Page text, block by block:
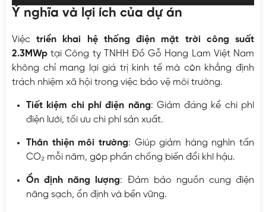
Ý nghĩa và lợi ích của dự án
Việctriển khai hệ thống điện mặt trời công suất
2.3MWp tại Công ty TNHH Đồ Gỗ Hang Lam Việt Nam
không chỉ mang lại giá trị kinh tế mà còn khẳng định
trách nhiệm xã hội trong việc bảo vệ môi trường.
Tiết kiệm chi phí điện năng: Giảm đáng kể chi phí
điện lưới, tối ưu chi phí sản xuất.
Thân thiện môi trường: Giúp giảm hàng nghìn tấn
CO₂ mỗi năm, góp phần chống biến đổi khí hậu.
Ổn định năng lượng: Đảm bảo nguồn cung điện
năng sạch, ổn định và bền vững.